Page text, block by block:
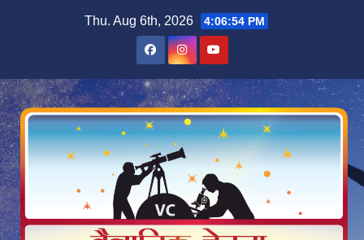
Thu. Aug 6th, 2026 4:06:56 PM